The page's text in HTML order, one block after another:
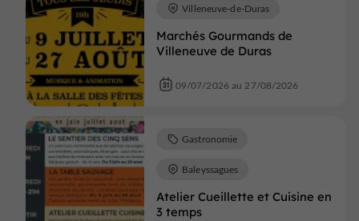
Marchés Gourmands de
Villeneuve de Duras
Villeneuve-de-Duras
09/07/2026 au 27/08/2026
Atelier Cueillette et Cuisine en
3 temps
Gastronomie
Baleyssagues